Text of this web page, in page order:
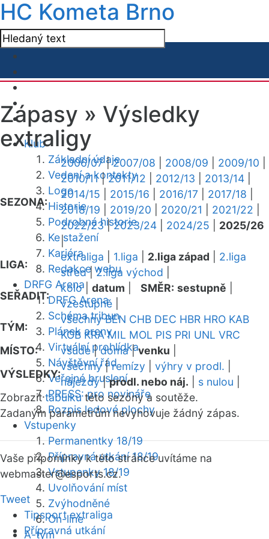
HC Kometa Brno
Klub
Základní údaje
Vedení a kontakty
Logo
Historie
Podrobná historie
Ke stažení
Kariéra
Redakce webu
DRFG Arena
DRFG Arena
Schéma tribun
Plánek areny
Virtuální prohlídka
Návštěvní řád
Veřejné bruslení
PRESS: pro novináře
Rozpis ledové plochy
Vstupenky
Permanentky 18/19
Přípravná utkání 18/19
Vstupenky 18/19
Uvolňování míst
Zvýhodněné
On-line
A-tým
Zápasy » Výsledky
extraligy
SEZONA:
2006/07|2007/08 2008/09 2009/10
2010/11|2011/12 2012/13 2013/14
2014/15
2015/16 2016/17 2017/18
2018/19
2019/20 2020/21 2021/22
2022/23|2023/24 2024/25
2025/26
|
LIGA:
extraliga 1.liga 2.liga západ
2.liga
střed|2.liga východ
SEŘADIT:
kolo| datum SMĚR: sestupně
vzestupně
TÝM:
všechny BEN CHB DEC HBR HRO KAB
KOB KRA MIL MOL PIS PRI UNL VRC
MÍSTO:
všude|doma|venku
VÝSLEDKY:
všechny|remízy výhry v prodl.
nájezdy|prodl. nebo náj. s nulou
Zobrazittabulkutéto sezóny a soutěže.
Zadaným parametrům nevyhovuje žádný zápas.
Vaše připomínky k této stránce uvítáme na
webmaster@esports.cz.
Tweet
Tipsport extraliga
Přípravná utkání